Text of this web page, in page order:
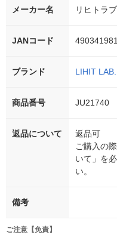
メーカー名 リヒトラブ
JANコード
ブランド LIHIT LAB.
商品番号 JU21740
返品について
返品可
ご購入の
いて」を
い。
備考
ご注意【免責】